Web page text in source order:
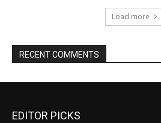
Load more
RECENT COMMENTS
EDITOR PICKS